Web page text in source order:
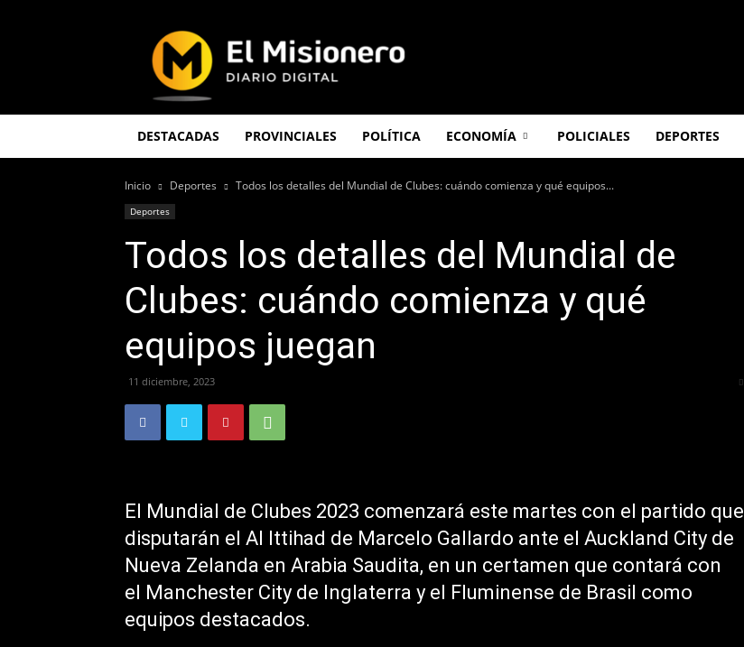
Misionero
DESTACADAS PROVINCIALES POLÍTICA ECONOMÍA POLICIALES DEPORTES
Inicio Deportes Todos los detalles del Mundial de Clubes: cuándo comienza y qué equipos...
Deportes
Todos los detalles del Mundial de
Clubes: cuándo comienza y qué
equipos juegan
11 diciembre, 2023
El Mundial de Clubes 2023 comenzará este martes con el partido que
disputarán el Al Ittihad de Marcelo Gallardo ante el Auckland City de
Nueva Zelanda en Arabia Saudita, en un certamen que contará con
el Manchester City de Inglaterra y el Fluminense de Brasil como
equipos destacados.